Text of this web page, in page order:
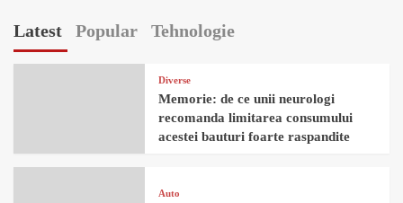
Latest Popular Tehnologie
Diverse
Memorie: de ce unii neurologi
recomanda limitarea consumului
acestei bauturi foarte raspandite
Auto